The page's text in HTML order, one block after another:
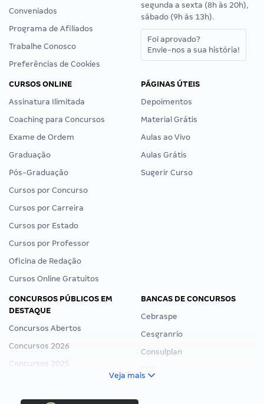
Conveniados
Programa de Afiliados
Trabalhe Conosco
Preferências de Cookies
segunda a sexta (8h às 20h),
sábado (9h às 13h).
Foi aprovado?
Envie-nos a sua história!
CURSOS ONLINE
Assinatura Ilimitada
Coaching para Concursos
Exame de Ordem
Graduação
Pós-Graduação
Cursos por Concurso
Cursos por Carreira
Cursos por Estado
Cursos por Professor
Oficina de Redação
Cursos Online Gratuitos
PÁGINAS ÚTEIS
Depoimentos
Material Grátis
Aulas ao Vivo
Aulas Grátis
Sugerir Curso
CONCURSOS PÚBLICOS EM
DESTAQUE
Concursos Abertos
Concursos 2026
Concursos 2025
Concurso Ibama
BANCAS DE CONCURSOS
Cebraspe
Cesgranrio
Consulplan
Veja mais